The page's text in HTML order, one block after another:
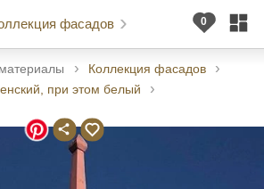
фасадов
Коллекция фасадов
при этом белый